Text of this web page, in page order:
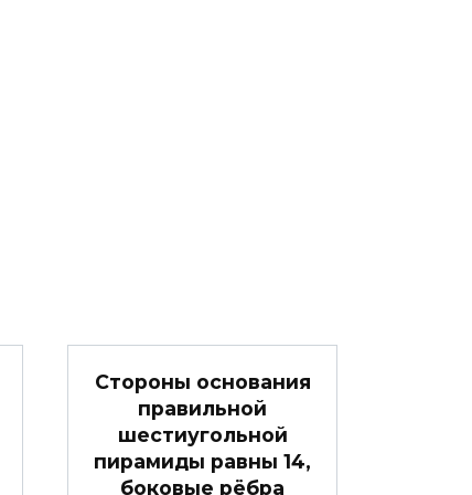
Стороны основания
правильной
шестиугольной
пирамиды равны 14,
боковые рёбра